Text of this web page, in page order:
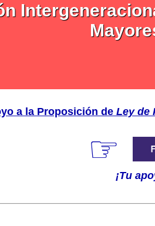
a la Proposición de Ley de
☞
¡Tu